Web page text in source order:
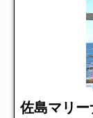
佐島マリ